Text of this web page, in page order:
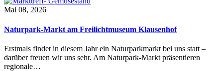
Mai 08, 2026
Naturpark-Markt am Freilichtmuseum Klausenhof
Erstmals findet in diesem Jahr ein Naturparkmarkt bei uns statt –
darüber freuen wir uns sehr. Am Naturpark-Markt präsentieren
regionale…